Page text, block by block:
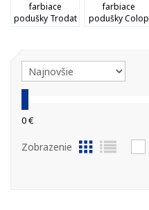
farbiace
podušky Trodat
farbiace
podušky Colop
0 €
Zobrazenie